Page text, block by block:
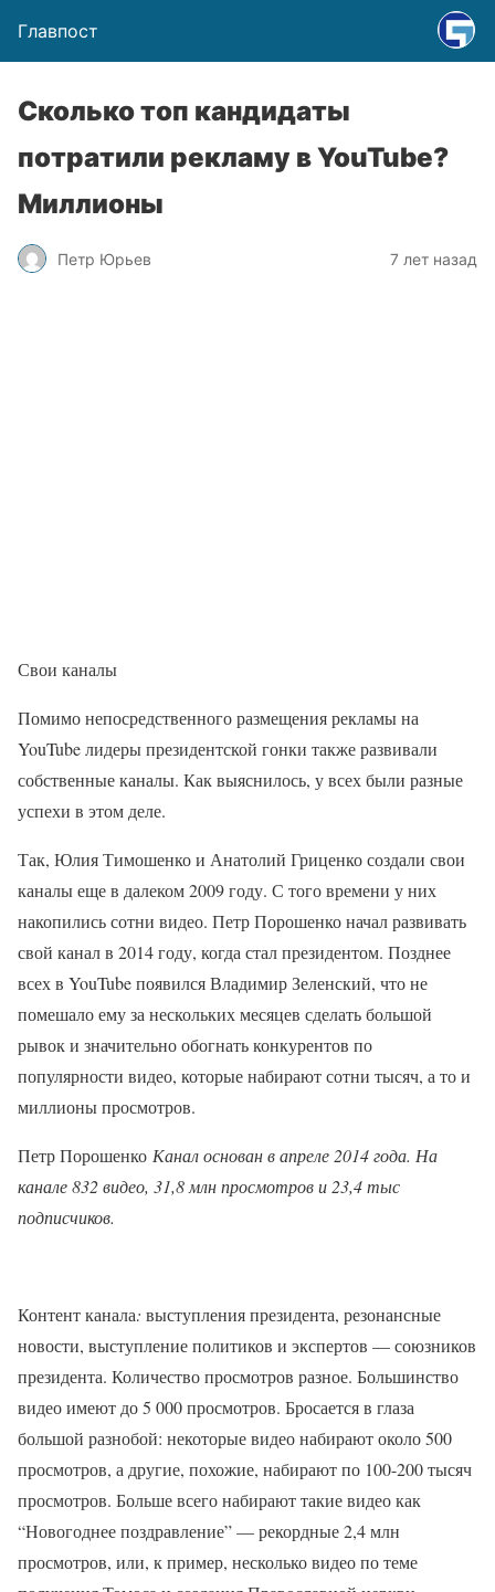
Главпост
Сколько топ кандидаты
потратили рекламу в YouTube?
Миллионы
Петр Юрьев 7 лет назад
Свои каналы
Помимо непосредственного размещения рекламы на
YouTube лидеры президентской гонки также развивали
собственные каналы. Как выяснилось, у всех были разные
успехи в этом деле.
Так, Юлия Тимошенко и Анатолий Гриценко создали свои
каналы еще в далеком 2009 году. С того времени у них
накопились сотни видео. Петр Порошенко начал развивать
свой канал в 2014 году, когда стал президентом. Позднее
всех в YouTube появился Владимир Зеленский, что не
помешало ему за нескольких месяцев сделать большой
рывок и значительно обогнать конкурентов по
популярности видео, которые набирают сотни тысяч, а то и
миллионы просмотров.
Петр Порошенко Канал основан в апреле 2014 года. На
канале 832 видео, 31,8 млн просмотров и 23,4 тыс
подписчиков.
Контент канала: выступления президента, резонансные
новости, выступление политиков и экспертов — союзников
президента. Количество просмотров разное. Большинство
видео имеют до 5 000 просмотров. Бросается в глаза
большой разнобой: некоторые видео набирают около 500
просмотров, а другие, похожие, набирают по 100-200 тысяч
просмотров. Больше всего набирают такие видео как
“Новогоднее поздравление” — рекордные 2,4 млн
просмотров, или, к пример, несколько видео по теме